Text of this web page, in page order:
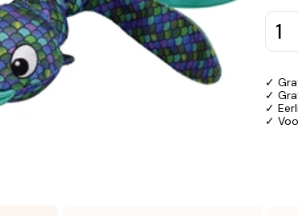
✓
✓
✓
✓